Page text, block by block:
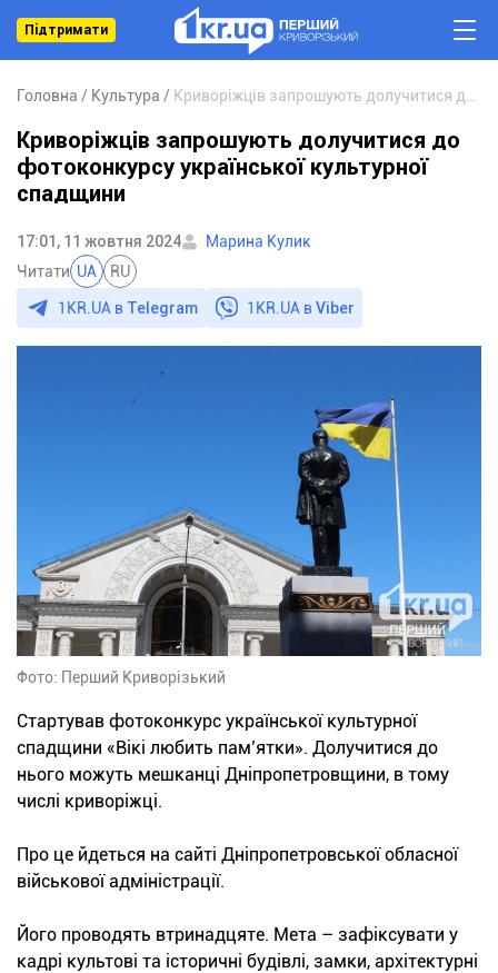
Підтримати
Головна Культура
Криворіжців запрошують долучитися до
фотоконкурсу української культурної
спадщини
17:01, 11 жовтня 2024
Марина Кулик
Читати UA RU
1KR.UA в Telegram 1KR.UA вViber
Фото: Перший Криворізький
Стартував фотоконкурс української культурної
спадщини «Вікі любить пам’ятки». Долучитися до
нього можуть мешканці Дніпропетровщини, в тому
числі криворіжці.
Про це йдеться на сайті Дніпропетровської обласної
військової адміністрації.
Його проводять втринадцяте. Мета – зафіксувати у
кадрі культові та історичні будівлі, замки, архітектурні